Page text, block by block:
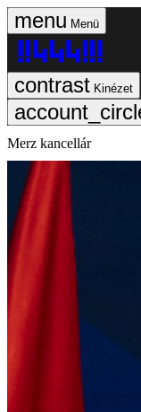
Menü
Kinézet
Merz kancellár